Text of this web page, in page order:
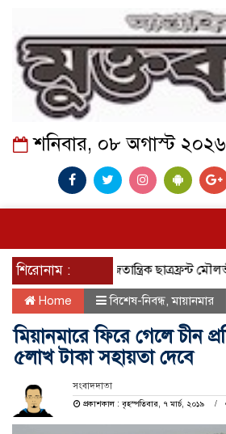
শনিবার, ০৮ অগাস্ট
শিরোনাম :
সমাজতান্ত্রিক ছাত্রফ্রন্ট মৌলভীবাজার
Home বিশেষ-নিবন্ধ,মায়ানমার
মিয়ানমারে ফিরে গেলে চীন
৫লাখ টাকা সহায়তা দেবে
সংবাদদাতা
প্রকাশকাল : বৃহস্পতিবার, ৭ মার্চ, ২০১৯